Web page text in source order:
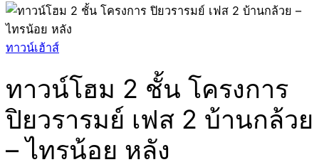
ทาวน์เฮ้าส์
ทาวน์โฮม 2 ชั้น โครงการ
ปิยวรารมย์ เฟส 2 บ้านกล้วย
– ไทรน้อย หลัง